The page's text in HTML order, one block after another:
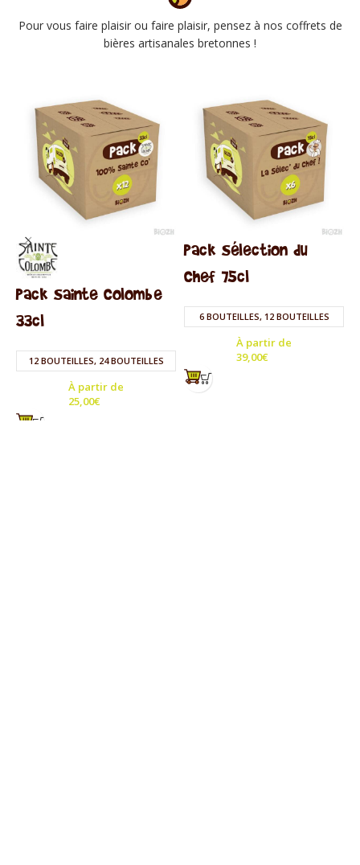
Pour vous faire plaisir ou faire plaisir, pensez à nos coffrets de
bières artisanales bretonnes !
Pack Sainte Colombe
33cl
12 BOUTEILLES, 24 BOUTEILLES
À partir de
25,00€
Pack Sélection du
Chef 75cl
6 BOUTEILLES, 12 BOUTEILLES
À partir de
39,00€